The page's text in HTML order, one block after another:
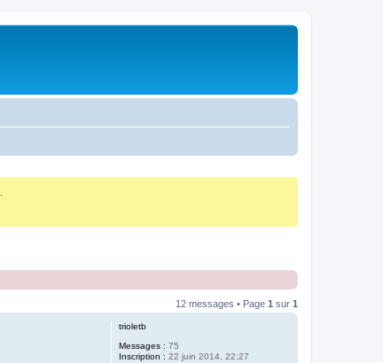
12 messages • Page 1 sur 1
trioletb
Messages : 75
Inscription : 22 juin 2014, 22:27